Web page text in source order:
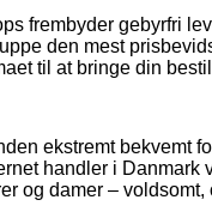
frembyder gebyrfri
den mest
til at bringe din
ekstremt bekvemt
handler i
og damer –